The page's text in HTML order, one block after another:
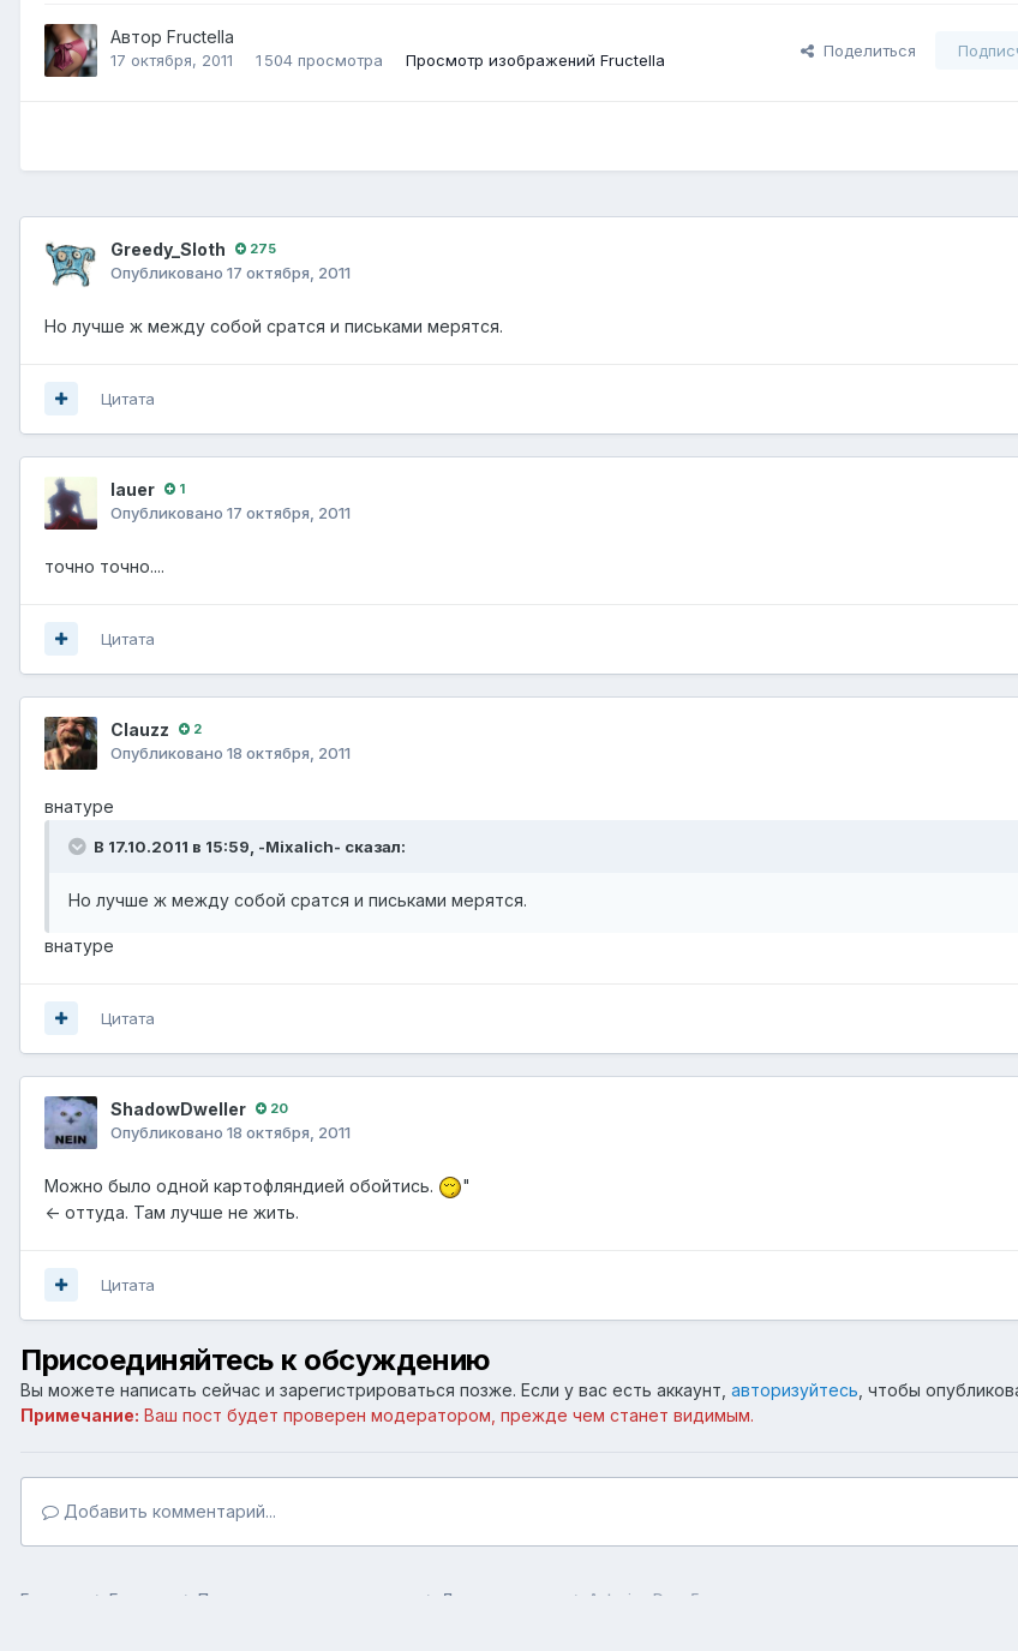
Автор Fructella
17 октября, 2011 1 504 просмотра Просмотр изображений Fructella
Поделиться
Greedy_Sloth 275
Опубликовано 17 октября, 2011
Но лучше ж между собой сратся и письками мерятся.
Цитата
lauer 1
Опубликовано 17 октября, 2011
точно точно....
Цитата
Clauzz 2
Опубликовано 18 октября, 2011
внатуре
В 17.10.2011 в 15:59, -Mixalich- сказал:
Но лучше ж между собой сратся и письками мерятся.
внатуре
Цитата
ShadowDweller 20
Опубликовано 18 октября, 2011
Можно было одной картофляндией обойтись.
"
<- оттуда. Там лучше не жить.
Цитата
Присоединяйтесь к обсуждению
Вы можете написать сейчас и зарегистрироваться позже. Если у вас есть аккаунт, авторизуйтесь , чтобы
Примечание: Ваш пост будет проверен модератором, прежде чем станет видимым.
Добавить комментарий...
Главная Галерея Пользовательские галереи Демотиваторы Asterios Dem 5